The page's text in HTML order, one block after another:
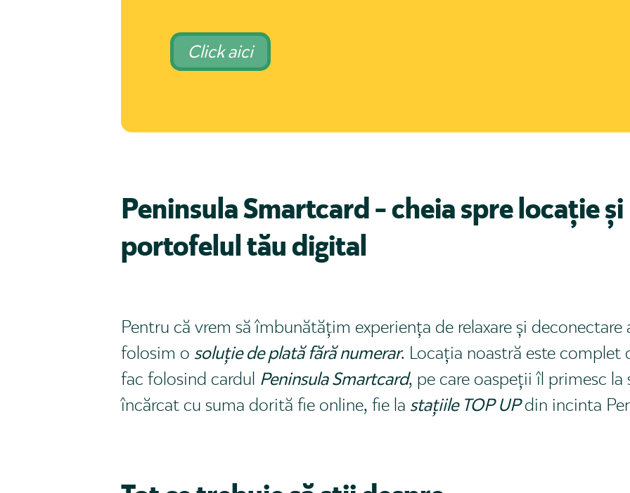
Click aici
Peninsula Smartcard - cheia spre locație și
portofelul tău digital
Pentru că vrem să îmbunătățim experiența de relaxare și deconectare
folosim o soluție de plată fără numerar. Locația noastră este complet
fac folosind cardul Peninsula Smartcard, pe care oaspeții îl primesc
încărcat cu suma dorită fie online, fie la stațiile TOP UPdin incinta